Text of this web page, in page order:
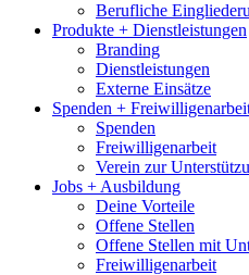
Berufliche
Produkte + Dienstleistungen
Branding
Dienstleistungen
Externe Einsätze
Spenden +
Spenden
Freiwilligenarbeit
Verein zur
Jobs + Ausbildung
Deine Vorteile
Offene Stellen
Offene Stellen mit
Freiwilligenarbeit